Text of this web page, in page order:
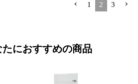
1 2 3
たにおすすめの商品